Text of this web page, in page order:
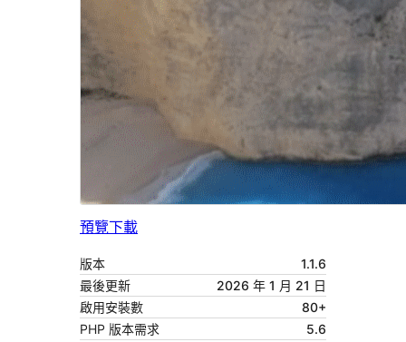
預覽下載
版本
1.1.6
最後更新
2026 年 1 月 21 日
啟用安裝數
80+
PHP 版本需求
5.6